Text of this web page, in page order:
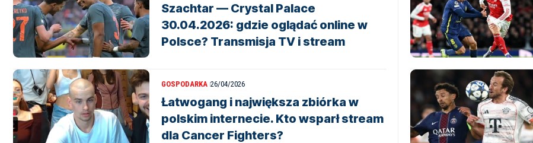
Szachtar — Crystal Palace
30.04.2026: gdzie oglądać online w
Polsce? Transmisja TV i stream
GOSPODARKA 26/04/2026
Łatwogang i największa zbiórka w
polskim internecie. Kto wsparł stream
dla Cancer Fighters?